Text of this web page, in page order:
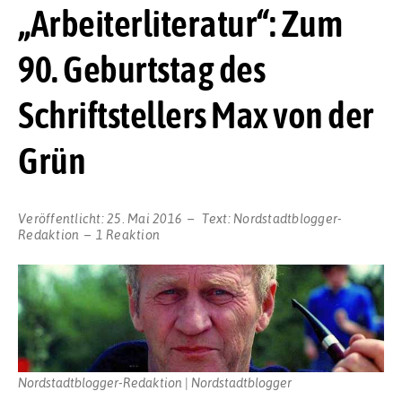
„Arbeiterliteratur“: Zum
90. Geburtstag des
Schriftstellers Max von der
Grün
Veröffentlicht:25. Mai 2016 Text: Nordstadtblogger-
Redaktion
1 Reaktion
Nordstadtblogger-Redaktion | Nordstadtblogger